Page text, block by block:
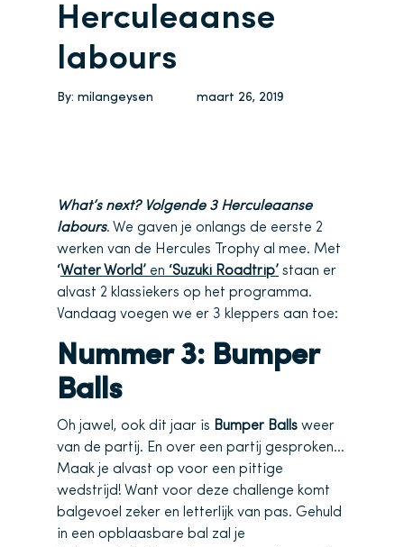
Herculeaanse
labours
By: milangeysen maart 26, 2019
What’s next? Volgende 3 Herculeaanse
labours. We gaven je onlangs de eerste 2
werken van de Hercules Trophy al mee. Met
‘Water World’ en ‘Suzuki Roadtrip’ staan er
alvast 2 klassiekers op het programma.
Vandaag voegen we er 3 kleppers aan toe:
Nummer 3: Bumper
Balls
Oh jawel, ook dit jaar is Bumper Balls weer
van de partij. En over een partij gesproken…
Maak je alvast op voor een pittige
wedstrijd! Want voor deze challenge komt
balgevoel zeker en letterlijk van pas. Gehuld
in een opblaasbare bal zal je